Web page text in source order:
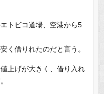
トビコ道場、空港から5
く借りれたのだと言う。
上げが大きく、借り入れ